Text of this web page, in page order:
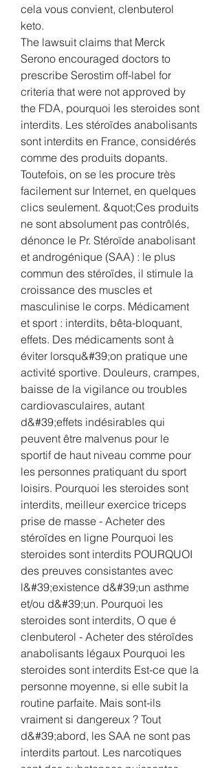
cela vous convient, clenbuterol
keto.
The lawsuit claims that Merck
Serono encouraged doctors to
prescribe Serostim off-label for
criteria that were not approved by
the FDA, pourquoi les steroides sont
interdits. Les stéroïdes anabolisants
sont interdits en France, considérés
comme des produits dopants.
Toutefois, on se les procure très
facilement sur Internet, en quelques
clics seulement. &quot;Ces produits
ne sont absolument pas contrôlés,
dénonce le Pr. Stéroïde anabolisant
et androgénique (SAA) : le plus
commun des stéroïdes, il stimule la
croissance des muscles et
masculinise le corps. Médicament
et sport : interdits, bêta-bloquant,
effets. Des médicaments sont à
éviter lorsqu&#39;on pratique une
activité sportive. Douleurs, crampes,
baisse de la vigilance ou troubles
cardiovasculaires, autant
d&#39;effets indésirables qui
peuvent être malvenus pour le
sportif de haut niveau comme pour
les personnes pratiquant du sport
loisirs. Pourquoi les steroides sont
interdits, meilleur exercice triceps
prise de masse - Acheter des
stéroïdes en ligne Pourquoi les
steroides sont interdits POURQUOI
des preuves consistantes avec
l&#39;existence d&#39;un asthme
et/ou d&#39;un. Pourquoi les
steroides sont interdits, O que é
clenbuterol - Acheter des stéroïdes
anabolisants légaux Pourquoi les
steroides sont interdits Est-ce que la
personne moyenne, si elle subit la
routine parfaite. Mais sont-ils
vraiment si dangereux ? Tout
d&#39;abord, les SAA ne sont pas
interdits partout. Les narcotiques